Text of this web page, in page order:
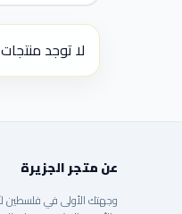
لا توجد
عن متجر الجزيرة
وجهتك الأولى في فلسطين